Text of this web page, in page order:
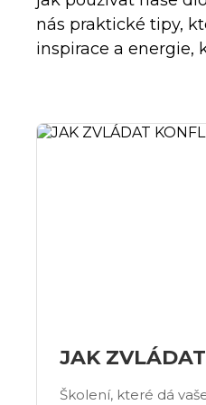
nás praktické tipy,
inspirace a energie,
JAK
Školení, které dá